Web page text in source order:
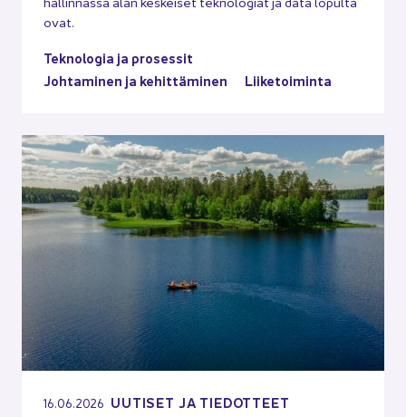
ovat.
Tek­no­lo­gia ja pro­ses­sit
Joh­ta­mi­nen ja ke­hit­tä­mi­nen
Lii­ke­toi­min­ta
16.06.2026 UU­TI­SET JA TIE­DOT­TEET